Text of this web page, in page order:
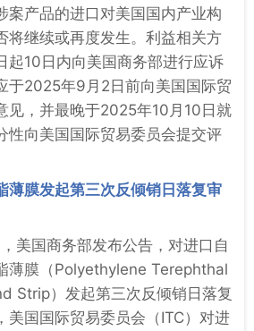
案产品的进口对美国国内产业构
将继续或再度发生。利益相关方
起10日内向美国商务部进行应诉
于2025年9月2日前向美国国际贸
见，并最晚于2025年10月10日就
性向美国国际贸易委员会提交评
薄膜发起第三次反倾销日落复审
美国商务部发布公告，对进口自
薄膜（Polyethylene Terephthal
Strip）发起第三次反倾销日落复
美国国际贸易委员会（ITC）对进